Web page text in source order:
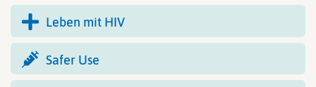
Leben mit HIV
Safer Use